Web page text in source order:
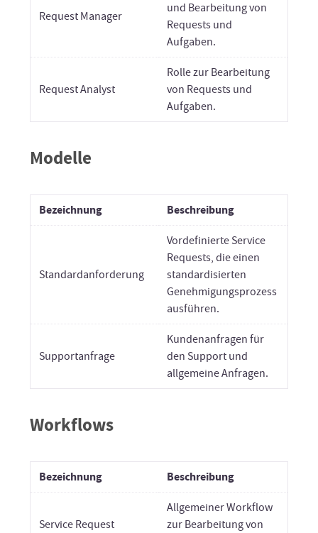
Request Manager
und Bearbeitung von
Requests und
Aufgaben.
Request Analyst
Rolle zur Bearbeitung
von Requests und
Aufgaben.
Modelle
Bezeichnung Beschreibung
Standardanforderung
Vordefinierte Service
Requests, die einen
standardisierten
Genehmigungsprozess
ausführen.
Supportanfrage
Kundenanfragen für
den Support und
allgemeine Anfragen.
Workflows
Bezeichnung Beschreibung
Service Request
Allgemeiner Workflow
zur Bearbeitung von